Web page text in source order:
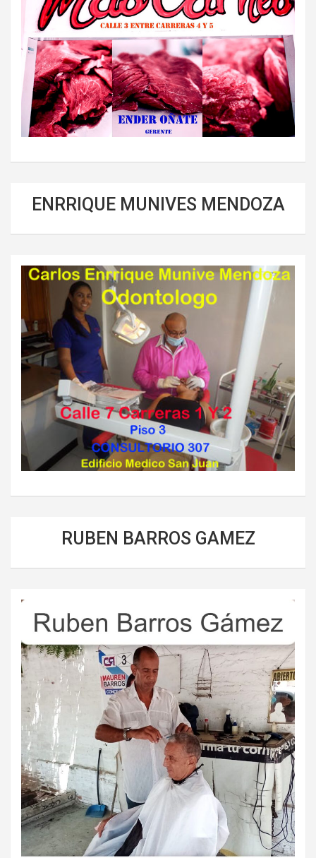
ENRRIQUE MUNIVES MENDOZA
RUBEN BARROS GAMEZ